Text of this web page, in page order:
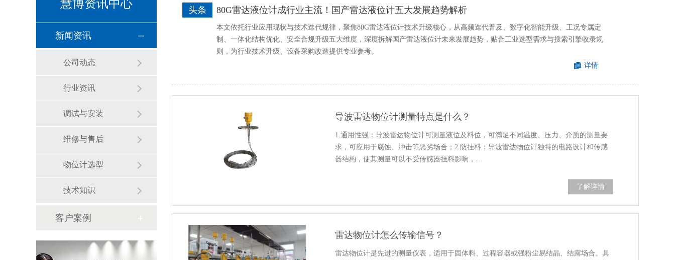
慧博资讯中心
新闻资讯
公司动态
行业资讯
调试与安装
维修与售后
物位计选型
技术知识
客户案例
80G雷达液位计成行业主流！国产雷达液位计五大发展趋势解析
头条
本文依托行业应用现状与技术迭代规律，聚焦80G雷达液位计技术升级核心，从高频迭代普及、数字化智能升级、工况专属定
制、一体化结构优化、安全合规升级五大维度，深度拆解国产雷达液位计未来发展趋势，贴合工业选型需求与搜索引擎收录规
则，为行业技术升级、设备采购改造提供专业参考。
详情
导波雷达物位计测量特点是什么？
1.通用性强：导波雷达物位计可测量液位及料位，可满足不同温度、压力、介质的测量要
求，可应用于腐蚀、冲击等恶劣场合；2.防挂料：导波雷达物位计独特的电路设计和传感
器结构，使其测量可以不受传感器挂料影响，…
了解详情
雷达物位计怎么传输信号？
雷达物位计是先进的测量仪表，适用于固体料、过程容器或强粉尘易结晶、结露场合。具